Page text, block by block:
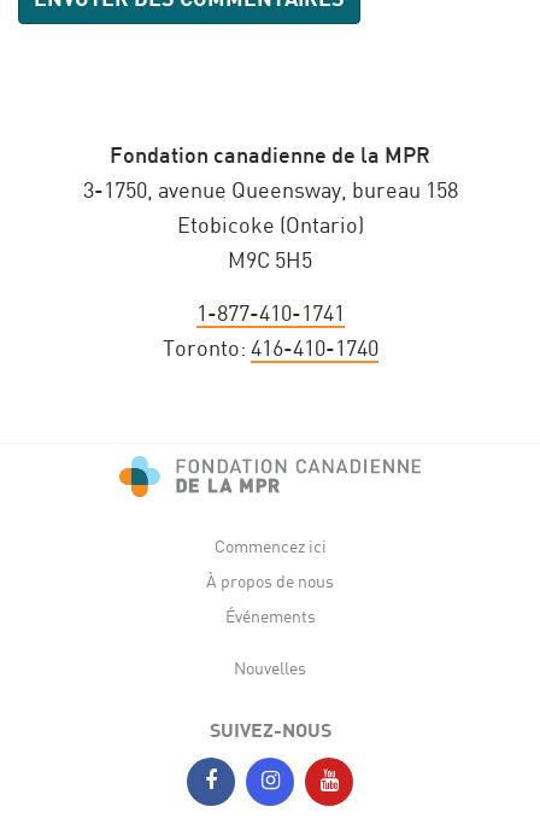
Fondation canadienne de la MPR
3-1750, avenue Queensway, bureau 158
Etobicoke (Ontario)
M9C 5H5
1-877-410-1741
Toronto: 416-410-1740
Commencez ici
À propos de nous
Événements
Nouvelles
SUIVEZ-NOUS